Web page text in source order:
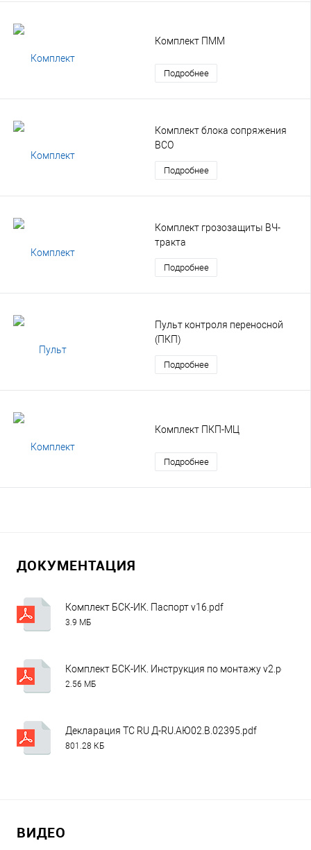
Комплект ПММ
Подробнее
Комплект блока сопряжения
ВСО
Подробнее
Комплект грозозащиты ВЧ-
тракта
Подробнее
Пульт контроля переносной
(ПКП)
Подробнее
Комплект ПКП-МЦ
Подробнее
ДОКУМЕНТАЦИЯ
Комплект БСК-ИК. Паспорт v16.pdf
3.9 МБ
Комплект БСК-ИК. Инструкция по монтажу v2.pdf
2.56 МБ
Декларация ТС RU Д-RU.АЮ02.В.02395.pdf
801.28 КБ
ВИДЕО